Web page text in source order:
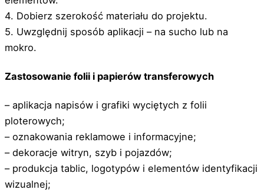
4. Dobierz szerokość materiału do projektu.
5. Uwzględnij sposób aplikacji – na sucho lub na
mokro.
Zastosowanie folii i papierów transferowych
– aplikacja napisów i grafiki wyciętych z folii
ploterowych;
– oznakowania reklamowe i informacyjne;
– dekoracje witryn, szyb i pojazdów;
– produkcja tablic, logotypów i elementów identyfikacji
wizualnej;